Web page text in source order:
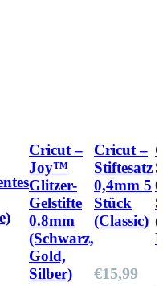
Cricut –
Joy™
Glitzer-
Gelstifte
0.8mm
(Schwarz,
Gold,
Silber)
Cricut –
Stiftesatz
0,4mm 5
Stück
(Classic)
€15,99